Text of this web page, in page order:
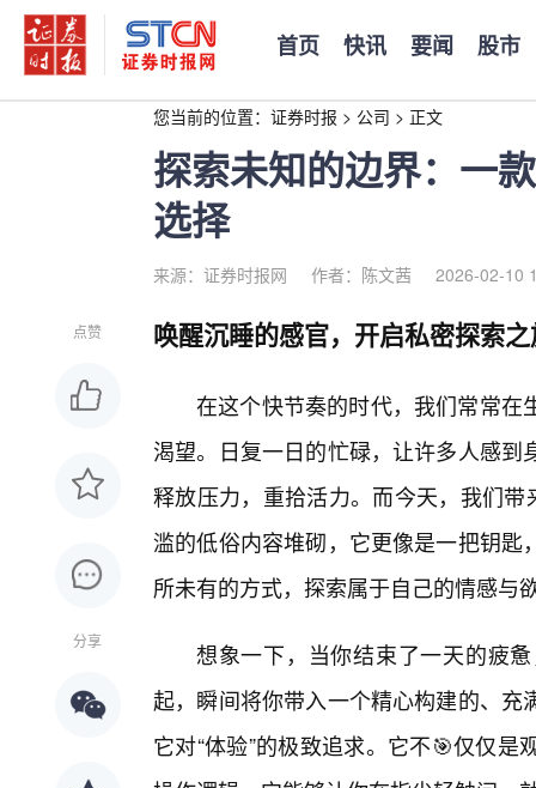
首页 快讯 要闻 股市
您当前的位置： 证券时报 > 公司 > 正文
探索未知的边界：一
选择
来源：证券时报网 作者：陈文茜 2026-02-10
点赞
分享
唤醒沉睡的感官，开启私密探索
在这个快节奏的时代，我们常常在
渴望。日复一日的忙碌，让许多人感
释放压力，重拾活力。而今天，我们
滥的低俗内容堆砌，它更像是一把钥
所未有的方式，探索属于自己的情感与
想象一下，当你结束了一天的疲
起，瞬间将你带入一个精心构建的、
它对“体验”的极致追求。它不🎯仅仅